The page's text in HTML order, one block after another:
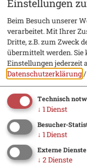
Urlaub
Hotel suchen
Essen & Trinken
Veranstaltungen
Bürger
Öffnungszeiten
Einstellungen
Beim Besuch unserer
verarbeitet. Mit Ihrer
Dritte, z.B. zum Zweck
übermittelt werden.
Einstellungen jederzeit
Datenschutzerklärung/
Technisch
↓ 1Dienst
Besucher-
↓ 1Dienst
Externe Dienste
↓ 2 Dienste